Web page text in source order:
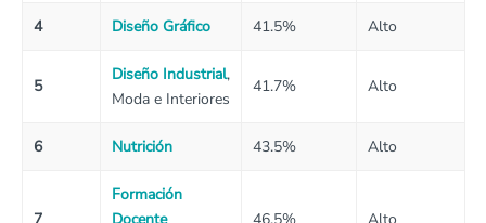
4 Diseño Gráfico 41.5% Alto
5
Diseño Industrial,
Moda e Interiores
41.7% Alto
6 Nutrición 43.5% Alto
Formación